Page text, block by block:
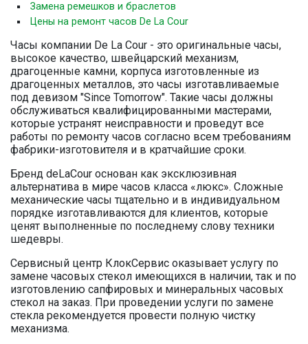
Замена ремешков и браслетов
Цены на ремонт часов De La Cour
Часы компании De La Cour - это оригинальные часы,
высокое качество, швейцарский механизм,
драгоценные камни, корпуса изготовленные из
драгоценных металлов, это часы изготавливаемые
под девизом "Since Tomorrow". Такие часы должны
обслуживаться квалифицированными мастерами,
которые устранят неисправности и проведут все
работы по ремонту часов согласно всем требованиям
фабрики-изготовителя и в кратчайшие сроки.
Бренд deLaCour основан как эксклюзивная
альтернатива в мире часов класса «люкс». Сложные
механические часы тщательно и в индивидуальном
порядке изготавливаются для клиентов, которые
ценят выполненные по последнему слову техники
шедевры.
Сервисный центр КлокСервис оказывает услугу по
замене часовых стекол имеющихся в наличии, так и по
изготовлению сапфировых и минеральных часовых
стекол на заказ. При проведении услуги по замене
стекла рекомендуется провести полную чистку
механизма.